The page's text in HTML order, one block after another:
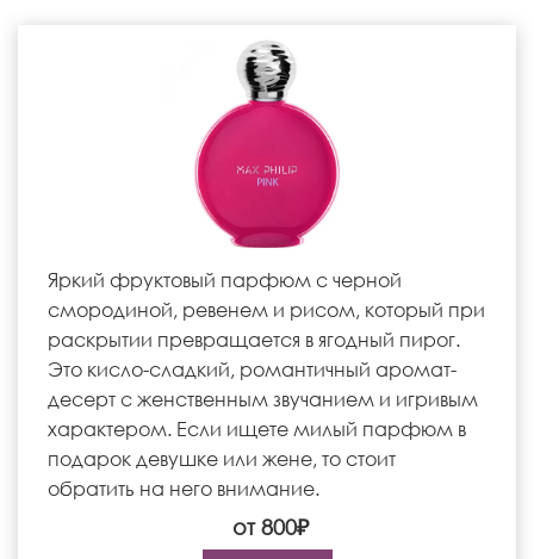
Яркий фруктовый парфюм с черной
смородиной, ревенем и рисом, который при
раскрытии превращается в ягодный пирог.
Это кисло-сладкий, романтичный аромат-
десерт с женственным звучанием и игривым
характером. Если ищете милый парфюм в
подарок девушке или жене, то стоит
обратить на него внимание.
от 800₽